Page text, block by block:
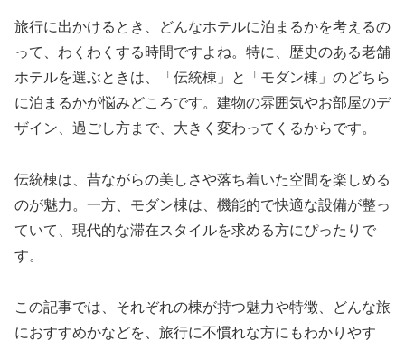
旅行に出かけるとき、どんなホテルに泊まるかを考えるの
って、わくわくする時間ですよね。特に、歴史のある老舗
ホテルを選ぶときは、「伝統棟」と「モダン棟」のどちら
に泊まるかが悩みどころです。建物の雰囲気やお部屋のデ
ザイン、過ごし方まで、大きく変わってくるからです。
伝統棟は、昔ながらの美しさや落ち着いた空間を楽しめる
のが魅力。一方、モダン棟は、機能的で快適な設備が整っ
ていて、現代的な滞在スタイルを求める方にぴったりで
す。
この記事では、それぞれの棟が持つ魅力や特徴、どんな旅
におすすめかなどを、旅行に不慣れな方にもわかりやす